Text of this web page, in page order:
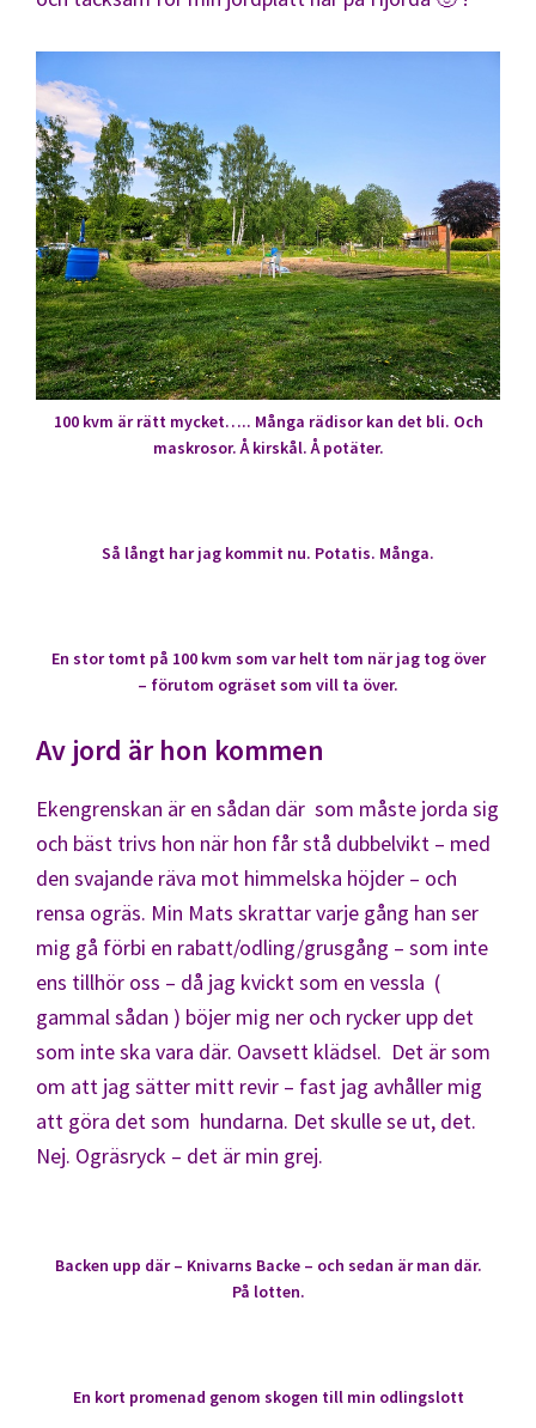
100 kvm är rätt mycket….. Många rädisor kan det bli. Och
maskrosor. Å kirskål. Å potäter.
Så långt har jag kommit nu. Potatis. Många.
En stor tomt på 100 kvm som var helt tom när jag tog över
– förutom ogräset som vill ta över.
Av jord är hon kommen
Ekengrenskan är en sådan där som måste jorda sig
och bäst trivs hon när hon får stå dubbelvikt – med
den svajande räva mot himmelska höjder – och
rensa ogräs. Min Mats skrattar varje gång han ser
mig gå förbi en rabatt/odling/grusgång – som inte
ens tillhör oss – då jag kvickt som en vessla (
gammal sådan ) böjer mig ner och rycker upp det
som inte ska vara där. Oavsett klädsel. Det är som
om att jag sätter mitt revir – fast jag avhåller mig
att göra det som hundarna. Det skulle se ut, det.
Nej. Ogräsryck – det är min grej.
Backen upp där – Knivarns Backe – och sedan är man där.
På lotten.
En kort promenad genom skogen till min odlingslott